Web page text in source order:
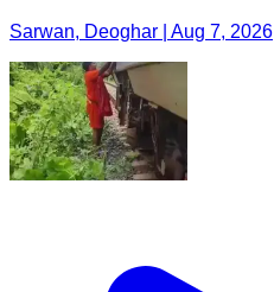
Sarwan, Deoghar | Aug 7, 2026